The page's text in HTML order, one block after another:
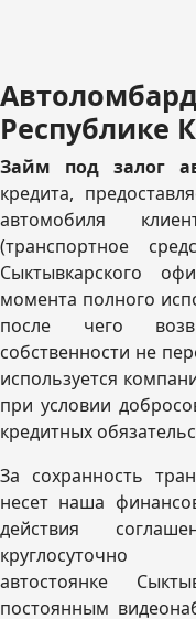
Республике
Займ под залог
кредита,
автомобиля
(транспортное
Сыктывкарского
момента полного
после чего
собственности не
используется
при условии
кредитных
За сохранность
несет наша
действия
автостоянке
постоянным